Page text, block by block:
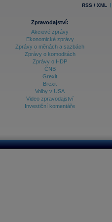
RSS / XML |
Zpravodajství:
Akciové zprávy
Ekonomické zprávy
Zprávy o měnách a sazbách
Zprávy o komoditách
Zprávy o HDP
ČNB
Grexit
Brexit
Volby v USA
Video zpravodajství
Investiční komentáře